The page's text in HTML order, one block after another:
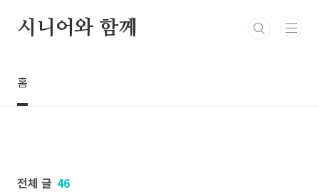
시니어와 함께
홈
전체 글 46